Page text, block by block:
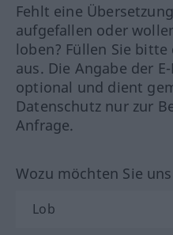
Fehlt eine
aufgefallen oder
loben? Füllen Sie bitte
aus. Die Angabe der
optional und dient
Datenschutz nur zur
Anfrage.
Wozu möchten Sie